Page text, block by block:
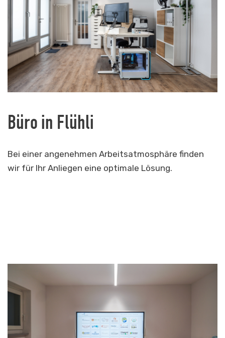
Büro in Flühli
Bei einer angenehmen Arbeitsatmosphäre finden
wir für Ihr Anliegen eine optimale Lösung.